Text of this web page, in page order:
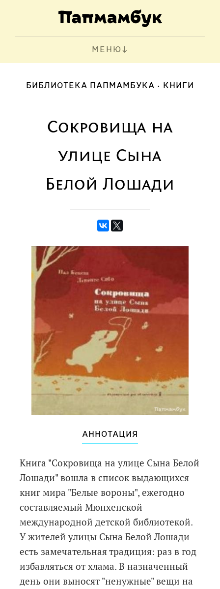
МЕНЮ
БИБЛИОТЕКА ПАПМАМБУКА КНИГИ
Сокровища на
улице Сына
Белой Лошади
АННОТАЦИЯ
Книга "Сокровища на улице Сына Белой
Лошади" вошла в список выдающихся
книг мира "Белые вороны", ежегодно
составляемый Мюнхенской
международной детской библиотекой.
У жителей улицы Сына Белой Лошади
есть замечательная традиция: раз в год
избавляться от хлама. В назначенный
день они выносят "ненужные" вещи на